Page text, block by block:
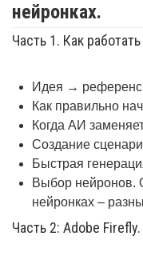
нейронках.
Часть 1. Как
Идея → референс
Как правильно
Когда АИ
Создание
Быстрая
Выбор нейронов.
нейронках –
Часть 2: Adobe Firefly.